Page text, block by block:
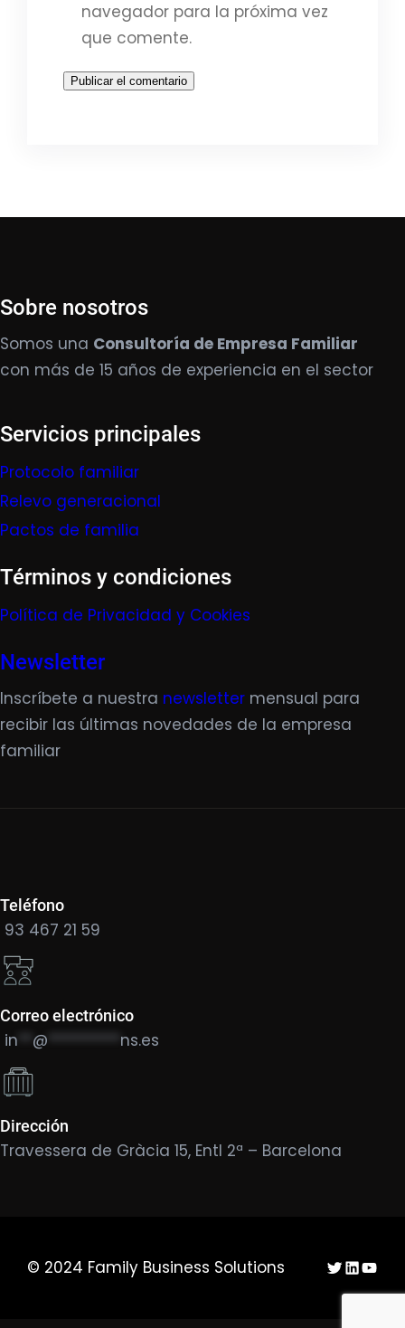
navegador para la próxima vez
que comente.
Sobre nosotros
Somos una Consultoría de Empresa Familiar
con más de 15 años de experiencia en el sector
Servicios principales
Protocolo familiar
Relevo generacional
Pactos de familia
Términos y condiciones
Política de Privacidad y Cookies
Newsletter
Inscríbete a nuestra newsletter mensual para
recibir las últimas novedades de la empresa
familiar
Teléfono
93 467 21 59
Correo electrónico
in @ ********** ns.es
Dirección
Travessera de Gràcia 15, Entl 2ª – Barcelona
© 2024 Family Business Solutions Twitter
LinkedIn